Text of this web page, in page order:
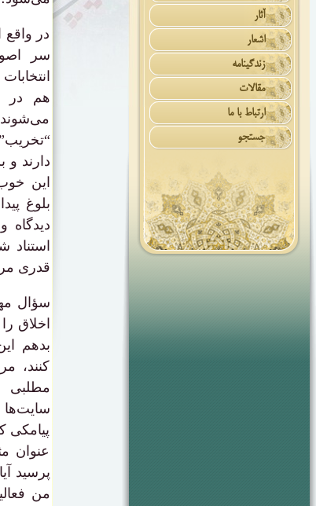
آثار
اشعار
زندگینامه
مقالات
ارتباط با ما
جستجو
در واقع
سر
هم در
دارند
این
بلوغ
دیدگاه
استناد
قدری
سؤال
اخلاق
بدهم
کنند،
مطلبی
سایت‌ها
پیامکی
عنوان
پرسید
من